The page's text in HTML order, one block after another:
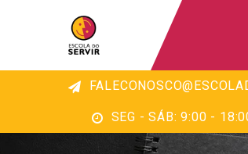
SEG - SÁB: 9:00 -